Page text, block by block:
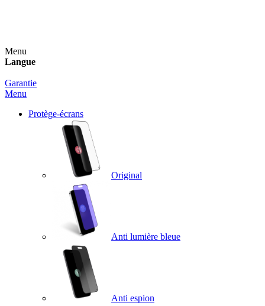
Menu
Langue
Garantie
Menu
Protège-écrans
Original
Anti lumière bleue
Anti espion